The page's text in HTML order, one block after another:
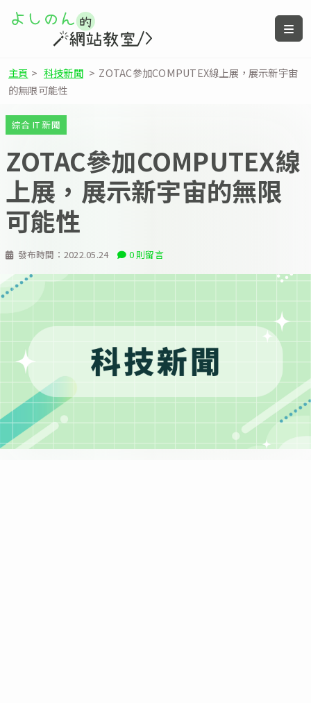
主頁 > 科技新聞 > ZOTAC參加COMPUTEX線上展，展示新宇宙
的無限可能性
發布時間： 2022.05.24 0 則留言
綜合 IT 新聞
ZOTAC參加COMPUTEX線
上展，展示新宇宙的無限
可能性